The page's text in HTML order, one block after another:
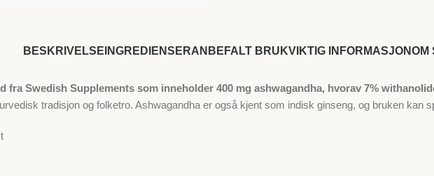
BESKRIVELSE INGREDIENSERANBEFALT BRUKVIKTIG INFORMASJONOM
fra Swedish Supplements som inneholder 400 mg ashwagandha, hvorav 7%
tradisjon og folketro. Ashwagandha er også kjent som indisk ginseng, og bruken kan